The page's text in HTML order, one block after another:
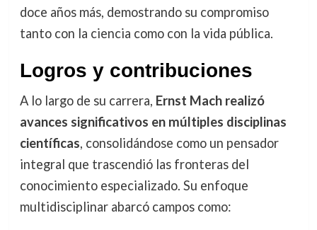
doce años más, demostrando su compromiso
tanto con la ciencia como con la vida pública.
Logros y contribuciones
A lo largo de su carrera, Ernst Mach realizó
avances significativos en múltiples disciplinas
científicas, consolidándose como un pensador
integral que trascendió las fronteras del
conocimiento especializado. Su enfoque
multidisciplinar abarcó campos como: